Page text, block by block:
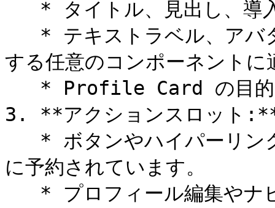
する任意のコンポーネントに
3. **アクションスロット
に予約されています。